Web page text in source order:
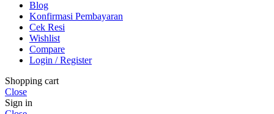
Blog
Konfirmasi Pembayaran
Cek Resi
Wishlist
Compare
Login / Register
Shopping cart
Close
Sign in